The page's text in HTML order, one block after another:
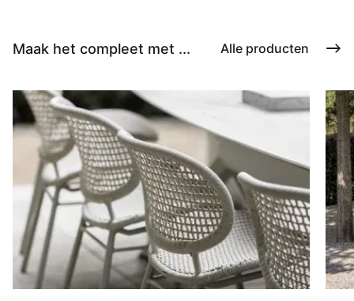
Maak het compleet met ... Alle producten